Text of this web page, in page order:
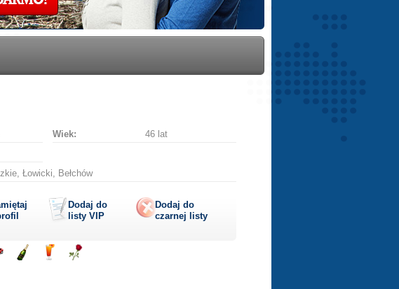
Wiek:
46 lat
Łowicki, Bełchów
Dodaj do
listy VIP
Dodaj do
czarnej listy